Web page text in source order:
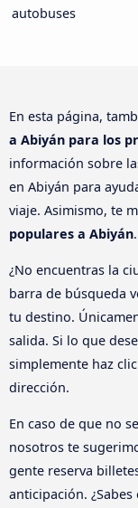
autobuses
En esta página,
a Abiyán para los
información sobre
en Abiyán para
viaje. Asimismo, te
populares a Abiyán.
¿No encuentras la
barra de búsqueda
tu destino.
salida. Si lo que
simplemente haz
dirección.
En caso de que no
nosotros te
gente reserva
anticipación.